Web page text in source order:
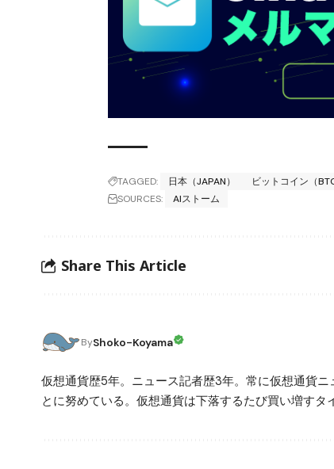
TAGGED: 日本（JAPAN）
ビットコイン（
SOURCES:
AIストーム
Share This Article
ByShoko-Koyama
仮想通貨歴5年。ニュース記者歴3年。常に仮想通貨
とに努めている。仮想通貨は下落するたび買い増すタ